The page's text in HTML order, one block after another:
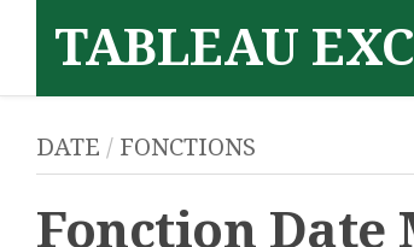
contentTABLEAU
DATE / FONCTIONS
Fonction Date